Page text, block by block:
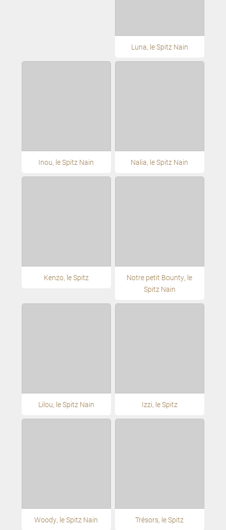
Luna, le Spitz Nain
Inou, le Spitz Nain Nalia, le Spitz Nain
Kenzo, le Spitz
Notre petit Bounty, le
Spitz Nain
Lilou, le Spitz Nain Izzi, le Spitz
Woody, le Spitz Nain Trésors, le Spitz